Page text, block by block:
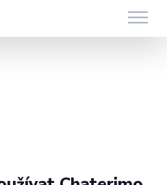
a webové stránky